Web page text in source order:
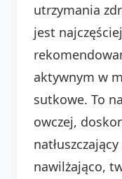
utrzymania
jest
aktywnym w
sutkowe. To
owczej,
nawilżająco,